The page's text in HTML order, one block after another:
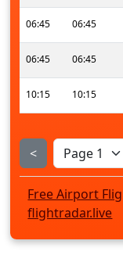
06:45 06:45
06:45 06:45
10:15 10:15
<
Free Airport
flightradar.live